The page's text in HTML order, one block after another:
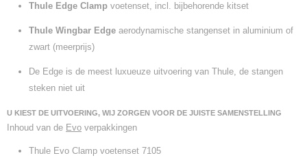
Thule Edge Clamp voetenset, incl. bijbehorende kitset
Thule Wingbar Edge aerodynamische stangenset in aluminium of
zwart (meerprijs)
De Edge is de meest luxueuze uitvoering van Thule, de stangen
steken niet uit
U KIEST DE UITVOERING, WIJ ZORGEN VOOR DE JUISTE SAMENSTELLING
Inhoud van de Evo verpakkingen
Thule Evo Clamp voetenset 7105